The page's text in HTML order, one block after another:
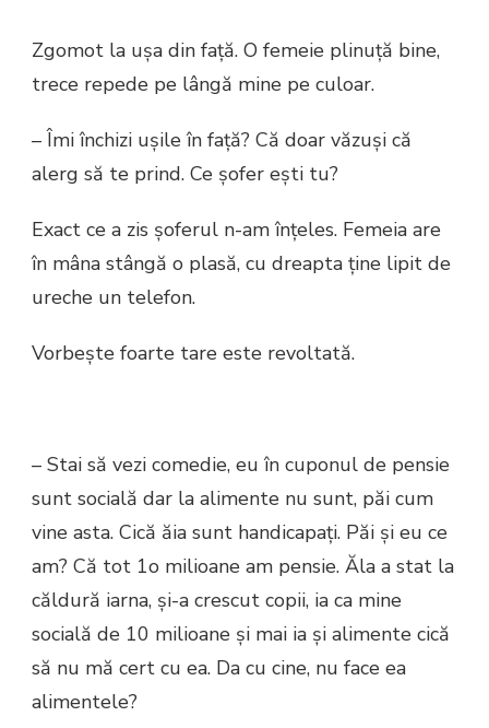
AUTOBUZ_PENSIE
SOCIALĂ
Zgomot la ușa din față. O femeie plinuță bine,
trece repede pe lângă mine pe culoar.
– Îmi închizi ușile în față? Că doar văzuși că
alerg să te prind. Ce șofer ești tu?
Exact ce a zis șoferul n-am înțeles. Femeia are
în mâna stângă o plasă, cu dreapta ține lipit de
ureche un telefon.
Vorbește foarte tare este revoltată.
– Stai să vezi comedie, eu în cuponul de pensie
sunt socială dar la alimente nu sunt, păi cum
vine asta. Cică ăia sunt handicapați. Păi și eu ce
am? Că tot 1o milioane am pensie. Ăla a stat la
căldură iarna, și-a crescut copii, ia ca mine
socială de 10 milioane și mai ia și alimente cică
să nu mă cert cu ea. Da cu cine, nu face ea
alimentele?